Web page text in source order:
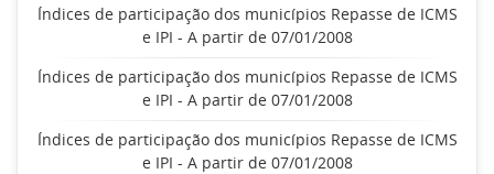
Índices de participação dos municípios Repasse de ICMS
e IPI - A partir de 07/01/2008
Índices de participação dos municípios Repasse de ICMS
e IPI - A partir de 07/01/2008
Índices de participação dos municípios Repasse de ICMS
e IPI - A partir de 07/01/2008